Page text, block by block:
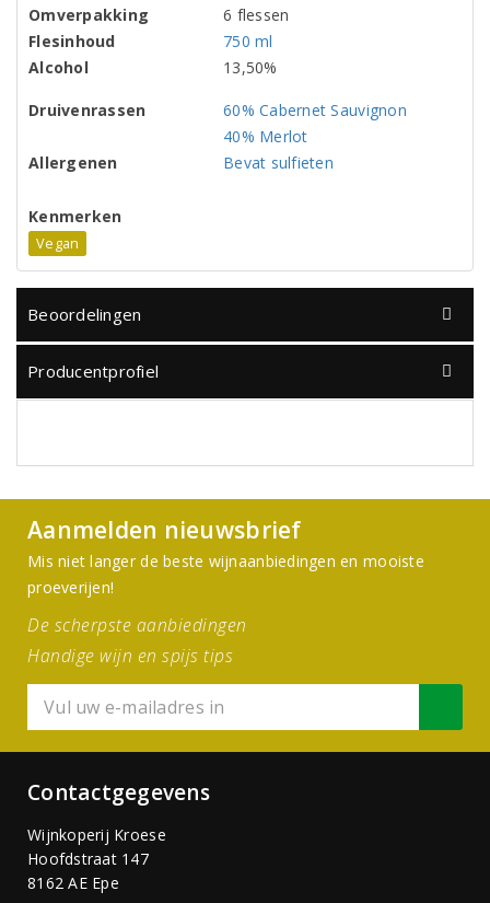
Omverpakking
6 flessen
Flesinhoud
750 ml
Alcohol
13,50%
Druivenrassen
60% Cabernet Sauvignon
40% Merlot
Allergenen
Bevat sulfieten
Kenmerken
Vegan
Beoordelingen
Producentprofiel
Aanmelden nieuwsbrief
Mis niet langer de beste wijnaanbiedingen en mooiste
proeverijen!
De scherpste aanbiedingen
Handige wijn en spijs tips
Contactgegevens
Wijnkoperij Kroese
Hoofdstraat 147
8162 AE Epe